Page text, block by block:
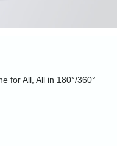
for All, All in 180°/360°